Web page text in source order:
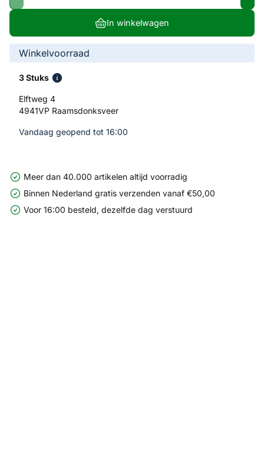
In winkelwagen
Winkelvoorraad
3 Stuks
Elftweg 4
4941VP Raamsdonksveer
Vandaag geopend tot 16:00
Meer dan 40.000 artikelen altijd voorradig
Binnen Nederland gratis verzenden vanaf €50,00
Voor 16:00 besteld, dezelfde dag verstuurd